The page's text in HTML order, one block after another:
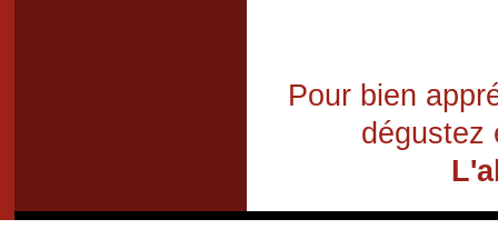
Pour bien
dégustez